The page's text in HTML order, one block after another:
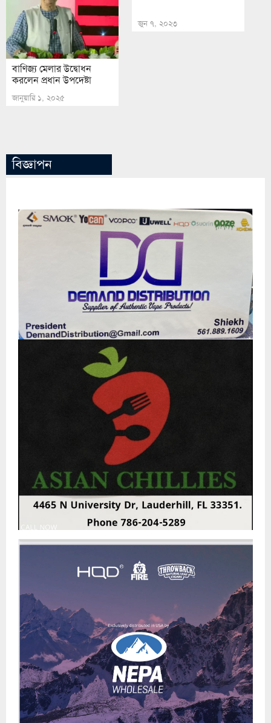
বাণিজ্য মেলার উদ্বোধন
করলেন প্রধান উপদেষ্টা
জানুয়ারি ১, ২০২৫
জুন ৭, ২০২৩
বিজ্ঞাপন